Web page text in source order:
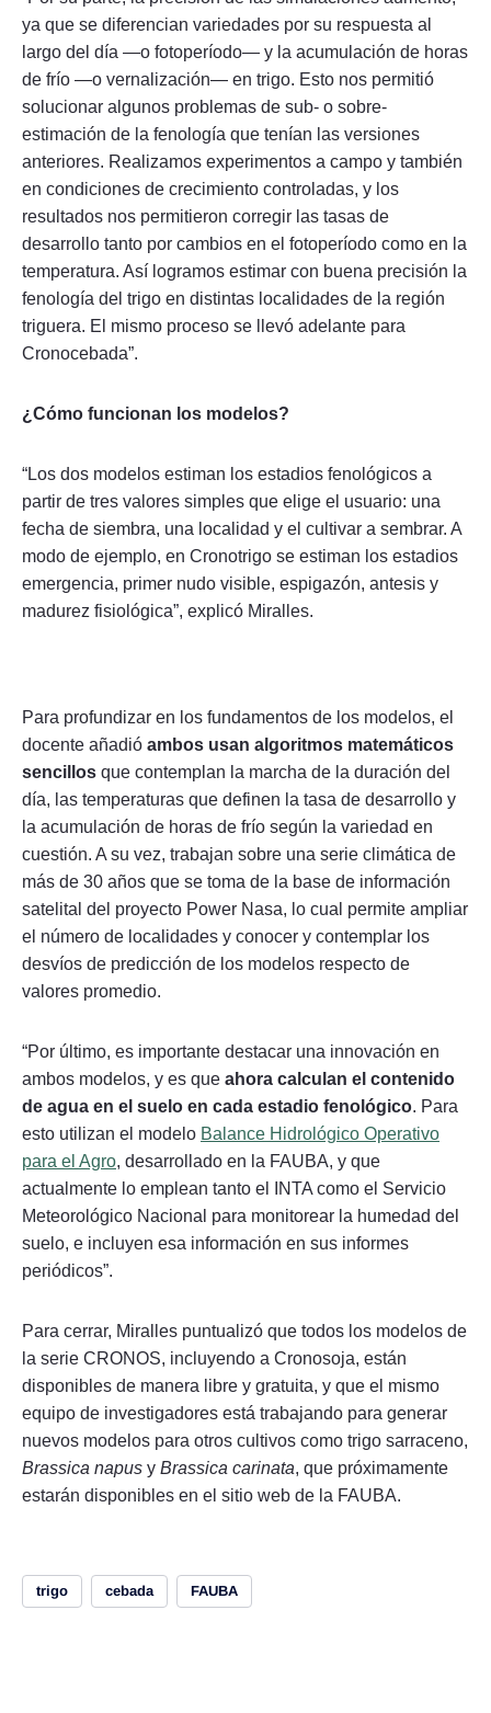
ya que se diferencian variedades por su respuesta al
largo del día —o fotoperíodo— y la acumulación de horas
de frío —o vernalización— en trigo. Esto nos permitió
solucionar algunos problemas de sub- o sobre-
estimación de la fenología que tenían las versiones
anteriores. Realizamos experimentos a campo y también
en condiciones de crecimiento controladas, y los
resultados nos permitieron corregir las tasas de
desarrollo tanto por cambios en el fotoperíodo como en la
temperatura. Así logramos estimar con buena precisión la
fenología del trigo en distintas localidades de la región
triguera. El mismo proceso se llevó adelante para
Cronocebada”.
¿Cómo funcionan los modelos?
“Los dos modelos estiman los estadios fenológicos a
partir de tres valores simples que elige el usuario: una
fecha de siembra, una localidad y el cultivar a sembrar. A
modo de ejemplo, en Cronotrigo se estiman los estadios
emergencia, primer nudo visible, espigazón, antesis y
madurez fisiológica”, explicó Miralles.
Para profundizar en los fundamentos de los modelos, el
docente añadió ambos usan algoritmos matemáticos
sencillos que contemplan la marcha de la duración del
día, las temperaturas que definen la tasa de desarrollo y
la acumulación de horas de frío según la variedad en
cuestión. A su vez, trabajan sobre una serie climática de
más de 30 años que se toma de la base de información
satelital del proyecto Power Nasa, lo cual permite ampliar
el número de localidades y conocer y contemplar los
desvíos de predicción de los modelos respecto de
valores promedio.
“Por último, es importante destacar una innovación en
ambos modelos, y es que ahora calculan el contenido
de agua en el suelo en cada estadio fenológico. Para
esto utilizan el modelo Balance Hidrológico Operativo
para el Agro, desarrollado en la FAUBA, y que
actualmente lo emplean tanto el INTA como el Servicio
Meteorológico Nacional para monitorear la humedad del
suelo, e incluyen esa información en sus informes
periódicos”.
Para cerrar, Miralles puntualizó que todos los modelos de
la serie CRONOS, incluyendo a Cronosoja, están
disponibles de manera libre y gratuita, y que el mismo
equipo de investigadores está trabajando para generar
nuevos modelos para otros cultivos como trigo sarraceno,
Brassica napus y Brassica carinata, que próximamente
estarán disponibles en el sitio web de la FAUBA.
trigo cebada FAUBA